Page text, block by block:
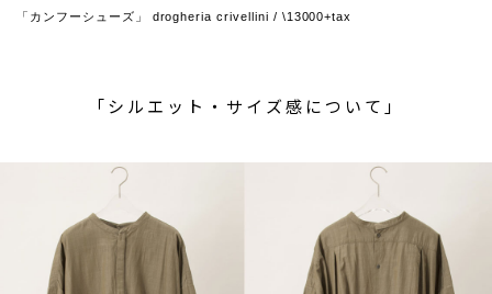
「カンフーシューズ」 drogheria crivellini / \13000+tax
「シルエット・サイズ感について」